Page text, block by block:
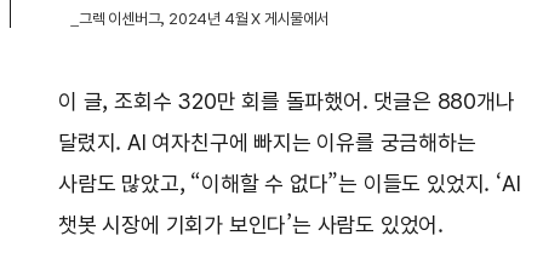
_그렉 이센버그, 2024년 4월 X 게시물에서
이 글, 조회수 320만 회를 돌파했어. 댓글은 880개나
달렸지. AI 여자친구에 빠지는 이유를 궁금해하는
사람도 많았고, “이해할 수 없다”는 이들도 있었지. ‘AI
챗봇 시장에 기회가 보인다’는 사람도 있었어.